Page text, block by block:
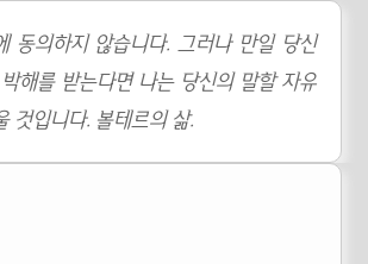
동의하지 않습니다. 그러나 만일 당신
해를 받는다면 나는 당신의 말할 자유
것입니다. 볼테르의 삶.